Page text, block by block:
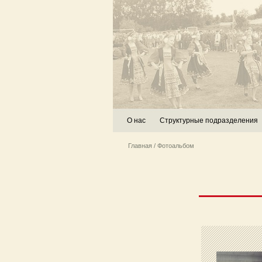
О нас Структурные подразделения
Главная / Фотоальбом